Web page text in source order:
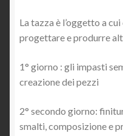
La tazza è l’oggetto a
progettare e produrre
1° giorno : gli impasti
creazione dei pezzi
2° secondo giorno:
smalti, composizione e